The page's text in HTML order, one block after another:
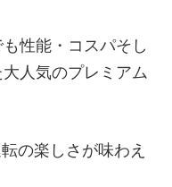
性能・コスパそし
人気のプレミアム
の楽しさが味わえ